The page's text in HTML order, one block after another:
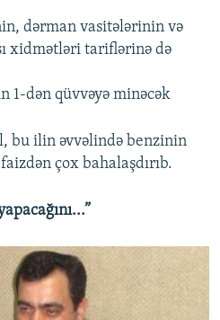
dərman vasitələrinin və
xidmətləri tariflərinə də
1-dən qüvvəyə minəcək
bu ilin əvvəlində benzinin
çox bahalaşdırıb.